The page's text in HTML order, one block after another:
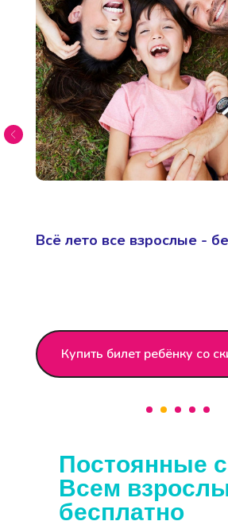
Всё лето все взрослые -
Купить билет ребёнку со
Постоянные
Всем
бесплатно